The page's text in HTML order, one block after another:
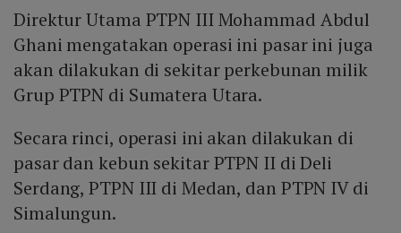
Direktur Utama PTPN III Mohammad Abdul
Ghani mengatakan operasi ini pasar ini juga
akan dilakukan di sekitar perkebunan milik
Grup PTPN di Sumatera Utara.
Secara rinci, operasi ini akan dilakukan di
pasar dan kebun sekitar PTPN II di Deli
Serdang, PTPN III di Medan, dan PTPN IV di
Simalungun.